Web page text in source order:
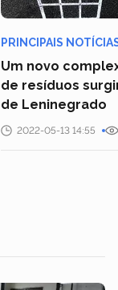
PRINCIPAIS
Um novo
de resíduos
de Leninegrado
2022-05-13 14:55